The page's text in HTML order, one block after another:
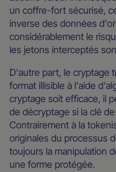
un coffre-fort sécurisé,
inverse des données
considérablement le
les jetons interceptés
D'autre part, le cryptage
format illisible à l'aide
cryptage soit efficace, il
de décryptage si la clé
Contrairement à la
originales du processus
toujours la manipulation
une forme protégée.